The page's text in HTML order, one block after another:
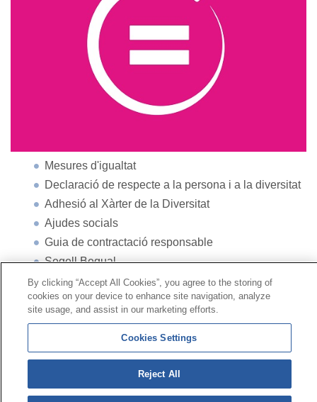
Mesures d'igualtat
Declaració de respecte a la persona i a la diversitat
Adhesió al Xàrter de la Diversitat
Ajudes socials
Guia de contractació responsable
Segell Bequal
Contacte |Perfil del contractant|Reclamacions
Prestacions Especials|Zona Privada Proveïdor Sanitari
© Mutua Universal 2026| Mapa del web
Política de Protecció de Dades | Política de cookies
By clicking “Accept All Cookies”, you agree to the storing of
cookies on your device to enhance site navigation, analyze
site usage, and assist in our marketing efforts.
Cookies Settings
Reject All